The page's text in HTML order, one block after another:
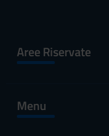
Aree Riservate
Menu